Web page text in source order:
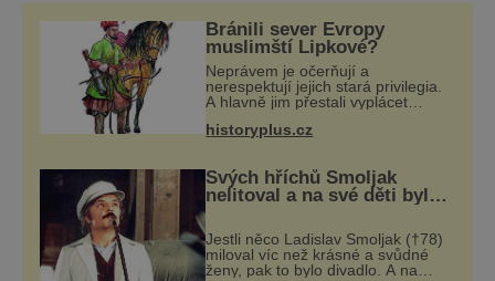
Bránili sever Evropy
muslimští Lipkové?
Neprávem je očerňují a
nerespektují jejich stará privilegia.
A hlavně jim přestali vyplácet
těmto „podrazům“ hlasitě
historyplus.cz
Svých hříchů Smoljak
nelitoval a na své děti byl
Jestli něco Ladislav Smoljak (†78)
miloval víc než krásné a svůdné
ženy, pak to bylo divadlo. A na